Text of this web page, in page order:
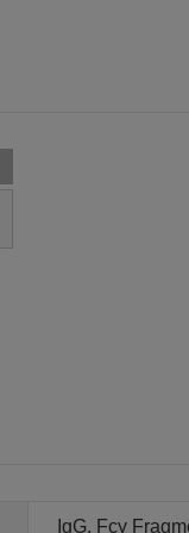
IgG, Fcγ